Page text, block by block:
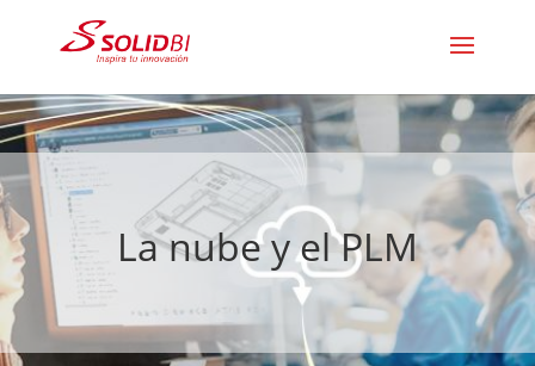
La nube y el PLM